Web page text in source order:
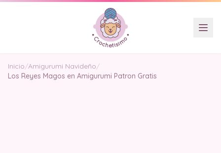
Inicio/Amigurumi Navideño/
Los Reyes Magos en Amigurumi Patron Gratis